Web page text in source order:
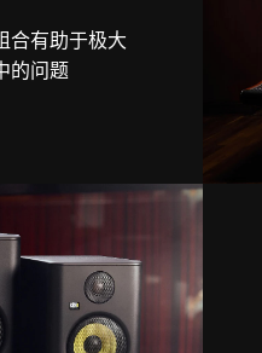
合有助于极大
的问题